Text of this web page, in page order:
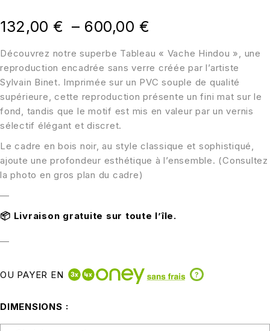
Découvrez notre superbe Tableau « Vache Hindou », une
reproduction encadrée sans verre créée par l’artiste
Sylvain Binet. Imprimée sur un PVC souple de qualité
supérieure, cette reproduction présente un fini mat sur le
fond, tandis que le motif est mis en valeur par un vernis
sélectif élégant et discret.
Le cadre en bois noir, au style classique et sophistiqué,
ajoute une profondeur esthétique à l’ensemble. (Consultez
la photo en gros plan du cadre)
—
📦 Livraison gratuite sur toute l’île.
—
132,00 € – 600,00 €
OU PAYER EN ?
DIMENSIONS